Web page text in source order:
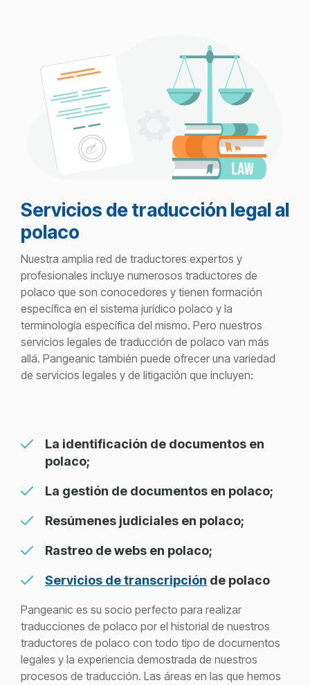
Servicios de traducción legal al
polaco
Nuestra amplia red de traductores expertos y
profesionales incluye numerosos traductores de
polaco que son conocedores y tienen formación
específica en el sistema jurídico polaco y la
terminología específica del mismo. Pero nuestros
servicios legales de traducción de polaco van más
allá. Pangeanic también puede ofrecer una variedad
de servicios legales y de litigación que incluyen:
La identificación de documentos en
polaco;
La gestión de documentos en polaco;
Resúmenes judiciales en polaco;
Rastreo de webs en polaco;
Servicios de transcripción de polaco
Pangeanic es su socio perfecto para realizar
traducciones de polaco por el historial de nuestros
traductores de polaco con todo tipo de documentos
legales y la experiencia demostrada de nuestros
procesos de traducción. Las áreas en las que hemos